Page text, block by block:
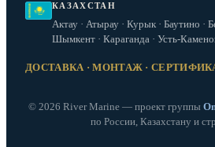
КАЗАХСТАН
Актау · Атырау · Курык · Баутино ·
Шымкент · Караганда · Усть-
ДОСТАВКА · МОНТАЖ ·
© 2026 River Marine — проект группы
по России, Казахстану и